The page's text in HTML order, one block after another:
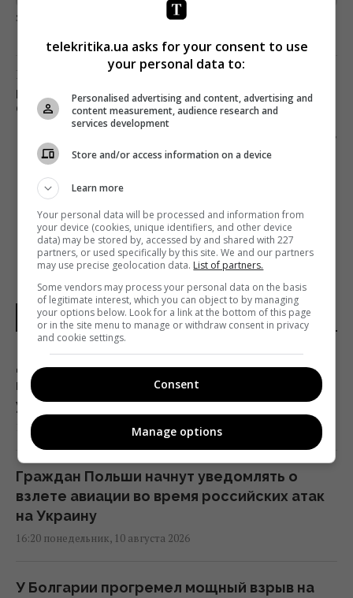
загрузка...
Предыдущий пост
КАНАЛ «УКРАИНА» ПОКАЖЕТ ПРЕМЬЕРУ
ФИЛЬМА «У ПРИЧАЛА»
Следующий пост
ПАХОЛЬЧУК СТАЛ ПРЕДСЕДАТЕЛЕМ
НОВОСТИ МИРА
Дрон со взрывчаткой в Лейпциге: СМИ
пишут о новых деталях инцидента с
украинским самолетом
16:21 понедельник, 10 августа 2026
Граждан Польши начнут уведомлять о
взлете авиации во время российских атак
на Украину
16:20 понедельник, 10 августа 2026
У Болгарии прогремел мощный взрыв на
telekritika.ua asks for your consent to use
your personal data to:
Personalised advertising and content, advertising and
content measurement, audience research and
services development
Store and/or access information on a device
Learn more
Your personal data will be processed and information from
your device (cookies, unique identifiers, and other device
data) may be stored by, accessed by and shared with 227
partners, or used specifically by this site. We and our partners
may use precise geolocation data. List of partners.
Some vendors may process your personal data on the basis
of legitimate interest, which you can object to by managing
your options below. Look for a link at the bottom of this page
or in the site menu to manage or withdraw consent in privacy
and cookie settings.
Consent
Manage options